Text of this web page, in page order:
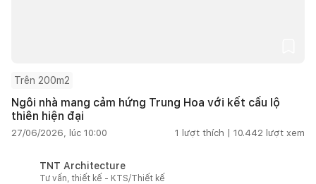
Trên 200m2
Ngôi nhà mang cảm hứng Trung Hoa với kết cấu lộ
thiên hiện đại
27/06/2026, lúc 10:00 1 lượt thích | 10.442 lượt xem
TNT Architecture
Tư vấn, thiết kế - KTS/Thiết kế